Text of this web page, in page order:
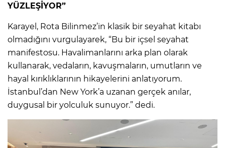
YÜZLEŞİYOR”
Karayel, Rota Bilinmez’in klasik bir seyahat kitabı
olmadığını vurgulayarek, “Bu bir içsel seyahat
manifestosu. Havalimanlarını arka plan olarak
kullanarak, vedaların, kavuşmaların, umutların ve
hayal kırıklıklarının hikayelerini anlatıyorum.
İstanbul’dan New York’a uzanan gerçek anılar,
duygusal bir yolculuk sunuyor.” dedi.